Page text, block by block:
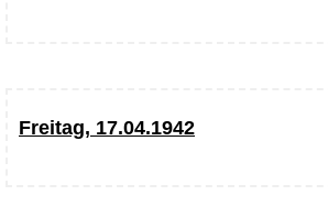
Freitag, 17.04.1942